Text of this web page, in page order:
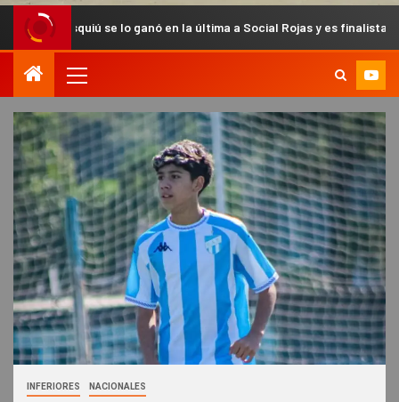
se lo ganó en la última a Social Rojas y es finalista del Anual
INFERIORES NACIONALES